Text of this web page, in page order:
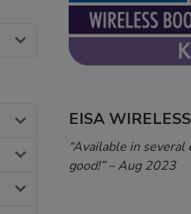
EISA
“Available in
good!” – Aug 2023​ ​